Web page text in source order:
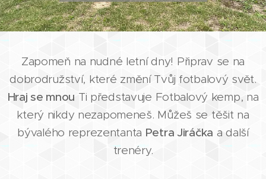
Zapomeň na nudné letní dny! Připrav se na
dobrodružství, které změní Tvůj fotbalový svět.
Hraj se mnou Ti představuje Fotbalový kemp, na
který nikdy nezapomeneš. Můžeš se těšit na
bývalého reprezentanta Petra Jiráčka a další
trenéry.